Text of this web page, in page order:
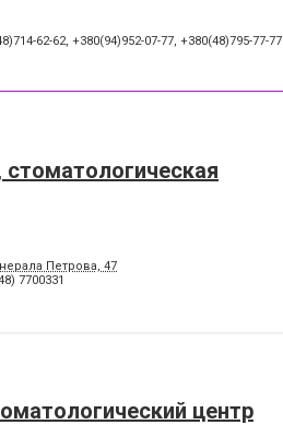
62-62, +380(94)952-07-77, +380(48)795-77-77
Петрова, 47
7700331
центр